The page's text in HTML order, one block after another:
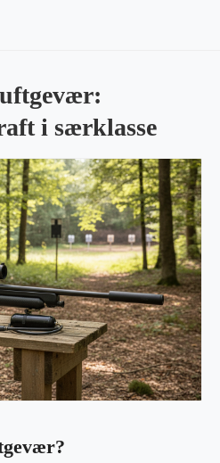
i særklasse